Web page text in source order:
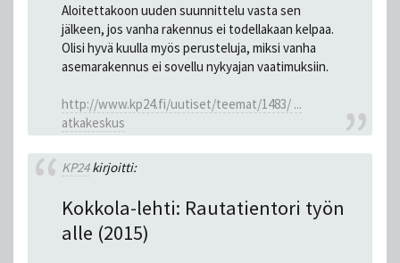
Aloitettakoon uuden suunnittelu vasta sen
jälkeen, jos vanha rakennus ei todellakaan kelpaa.
Olisi hyvä kuulla myös perusteluja, miksi vanha
asemarakennus ei sovellu nykyajan vaatimuksiin.
http://www.kp24.fi/uutiset/teemat/1483/ ...
atkakeskus
KP24kirjoitti:
Kokkola-lehti: Rautatientori työn
alle (2015)